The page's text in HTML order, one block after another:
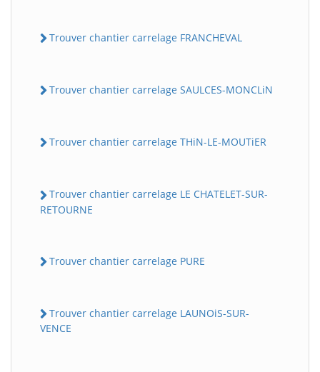
Trouver chantier carrelage FRANCHEVAL
Trouver chantier carrelage SAULCES-MONCLiN
Trouver chantier carrelage THiN-LE-MOUTiER
Trouver chantier carrelage LE CHATELET-SUR-
RETOURNE
Trouver chantier carrelage PURE
Trouver chantier carrelage LAUNOiS-SUR-
VENCE